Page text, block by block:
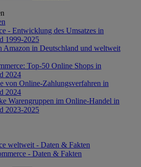
- Entwicklung des Umsatzes in
1999-2025
Amazon in Deutschland und weltweit
Top-50 Online Shops in
2024
von Online-Zahlungsverfahren in
2024
Warengruppen im Online-Handel in
2023-2025
weltweit - Daten & Fakten
- Daten & Fakten